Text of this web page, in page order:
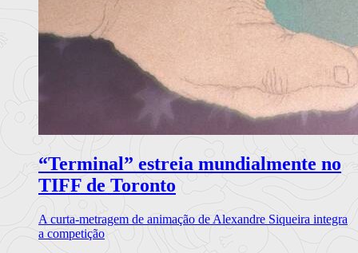
“Terminal” estreia mundialmente no
TIFF de Toronto
A curta-metragem de animação de Alexandre Siqueira integra
a competição